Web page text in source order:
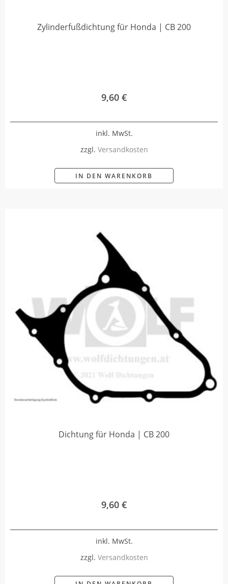
Zylinderfußdichtung für Honda | CB 200
9,60 €
inkl. MwSt.
zzgl. Versandkosten
IN DEN WARENKORB
Dichtung für Honda | CB 200
9,60 €
inkl. MwSt.
zzgl. Versandkosten